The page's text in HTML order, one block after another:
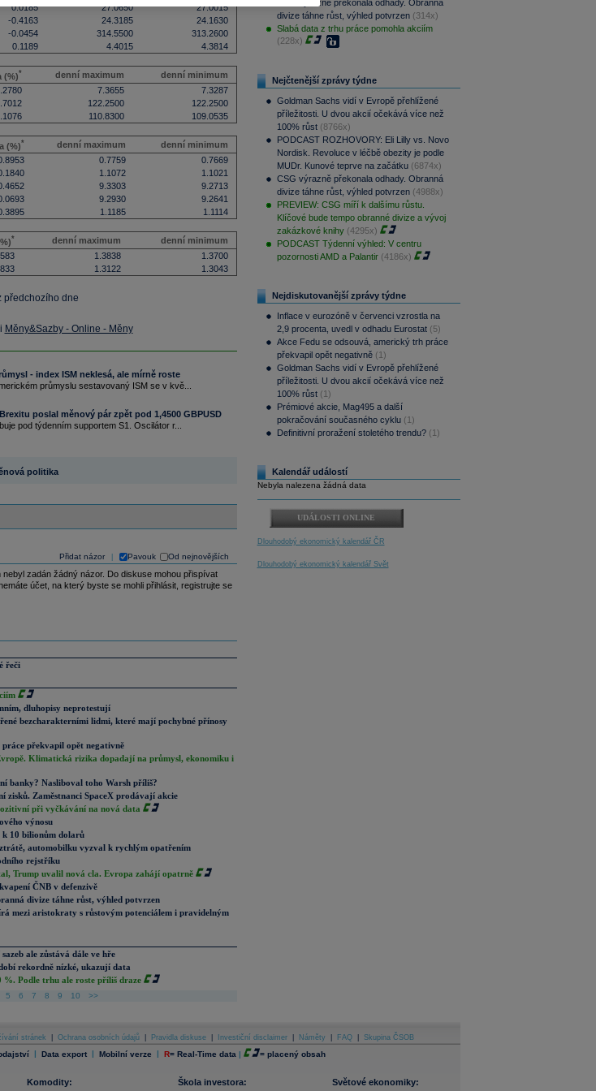
0.0185 27.0650
27.0015
-0.4163 24.3185
24.1630
-0.0454 314.5500
313.2600
0.1189 4.4015 4.3814
(%)* denní maximum
denní minimum
7.3655
7.3287
122.2500
122.2500
110.8300 109.0535
(%)* denní maximum
denní minimum
0.7759
0.7669
1.1072
1.1021
9.3303
9.2713
9.2930
9.2641
1.1185 1.1114
* denní maximum
denní minimum
1.3838
1.3700
1.3122 1.3043
předchozího dne
Měny&Sazby - Online - Měny
- index ISM neklesá, ale mírně roste
průmyslu sestavovaný ISM se v kvě...
poslal měnový pár zpět pod 1,4500 GBPUSD
pod týdenním supportem S1. Oscilátor r...
politika
Přidat názor Pavouk Od nejnovějších
zadán žádný názor. Do diskuse mohou přispívat
účet, na který byste se mohli přihlásit, registrujte se
řeči
dluhopisy neprotestují
bezcharakterními lidmi, které mají pochybné přínosy
překvapil opět negativně
Klimatická rizika dopadají na průmysl, ekonomiku i
banky? Nasliboval toho Warsh příliš?
Zaměstnanci SpaceX prodávají akcie
při vyčkávání na nová data
výnosu
10 bilionům dolarů
automobilku vyzval k rychlým opatřením
rejstříku
Trump uvalil nová cla. Evropa zahájí opatrně
ČNB v defenzivě
divize táhne růst, výhled potvrzen
mezi aristokraty s růstovým potenciálem i pravidelným
ale zůstává dále ve hře
rekordně nízké, ukazují data
Podle trhu ale roste příliš draze
5 6 7 8 9 10 >>
CSG výrazně překonala odhady. Obranná
divize táhne růst, výhled potvrzen (314x)
Slabá data z trhu práce pomohla akciím
(228x)
Nejčtenější zprávy týdne
Goldman Sachs vidí v Evropě přehlížené
příležitosti. U dvou akcií očekává více než
100% růst (8766x)
PODCAST ROZHOVORY: Eli Lilly vs. Novo
Nordisk. Revoluce v léčbě obezity je podle
MUDr. Kunové teprve na začátku (6874x)
CSG výrazně překonala odhady. Obranná
divize táhne růst, výhled potvrzen (4988x)
PREVIEW: CSG míří k dalšímu růstu.
Klíčové bude tempo obranné divize a vývoj
zakázkové knihy (4295x)
PODCAST Týdenní výhled: V centru
pozornosti AMD a Palantir (4186x)
Nejdiskutovanější zprávy týdne
Inflace v eurozóně v červenci vzrostla na
2,9 procenta, uvedl v odhadu Eurostat (5)
Akce Fedu se odsouvá, americký trh práce
překvapil opět negativně (1)
Goldman Sachs vidí v Evropě přehlížené
příležitosti. U dvou akcií očekává více než
100% růst (1)
Prémiové akcie, Mag495 a další
pokračování současného cyklu (1)
Definitivní proražení stoletého trendu? (1)
Kalendář událostí
Nebyla nalezena žádná data
UDÁLOSTI ONLINE
Dlouhodobý ekonomický kalendář ČR
Dlouhodobý ekonomický kalendář Svět
stránek Ochrana osobních údajů Pravidla diskuse Investiční disclaimer Náměty FAQ Skupina ČSOB
| Data export | Mobilní verze | R= Real-Time data | = placený obsah
Komodity: Škola investora: Světové ekonomiky: